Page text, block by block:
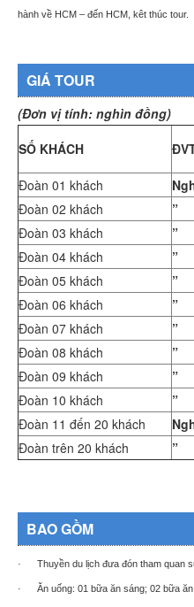
hành về HCM – đến HCM, kêt thúc tour.
GIÁ TOUR
(Đơn vị tính: nghìn đồng)
SỐ KHÁCH
Đoàn 01 khách
Đoàn 02 khách
”
Đoàn 03 khách
”
Đoàn 04 khách
”
Đoàn 05 khách
”
Đoàn 06 khách
”
Đoàn 07 khách
”
Đoàn 08 khách
”
Đoàn 09 khách
”
Đoàn 10 khách
”
Đoàn 11 đến 20 khách
Đoàn trên 20 khách
”
BAO GỒM
· Thuyền du lịch đưa đón tham quan
· Ăn uống: 01 bữa ăn sáng; 02 bữa ăn